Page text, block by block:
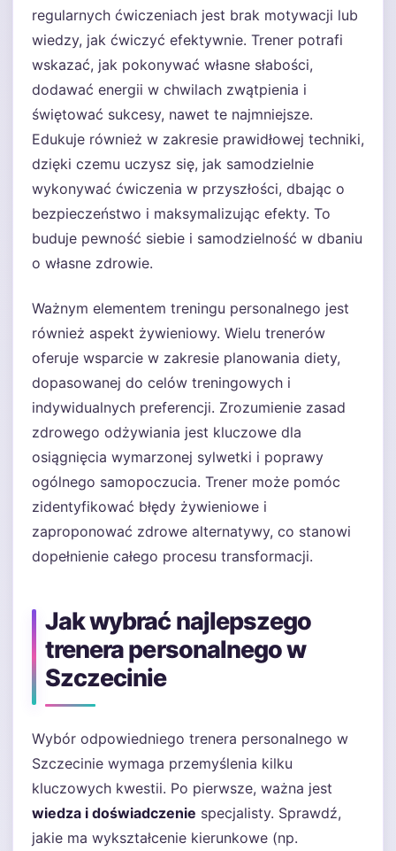
regularnych ćwiczeniach jest brak motywacji lub
wiedzy, jak ćwiczyć efektywnie. Trener potrafi
wskazać, jak pokonywać własne słabości,
dodawać energii w chwilach zwątpienia i
świętować sukcesy, nawet te najmniejsze.
Edukuje również w zakresie prawidłowej techniki,
dzięki czemu uczysz się, jak samodzielnie
wykonywać ćwiczenia w przyszłości, dbając o
bezpieczeństwo i maksymalizując efekty. To
buduje pewność siebie i samodzielność w dbaniu
o własne zdrowie.
Ważnym elementem treningu personalnego jest
również aspekt żywieniowy. Wielu trenerów
oferuje wsparcie w zakresie planowania diety,
dopasowanej do celów treningowych i
indywidualnych preferencji. Zrozumienie zasad
zdrowego odżywiania jest kluczowe dla
osiągnięcia wymarzonej sylwetki i poprawy
ogólnego samopoczucia. Trener może pomóc
zidentyfikować błędy żywieniowe i
zaproponować zdrowe alternatywy, co stanowi
dopełnienie całego procesu transformacji.
Jak wybrać najlepszego
trenera personalnego w
Szczecinie
Wybór odpowiedniego trenera personalnego w
Szczecinie wymaga przemyślenia kilku
kluczowych kwestii. Po pierwsze, ważna jest
wiedza i doświadczenie specjalisty. Sprawdź,
jakie ma wykształcenie kierunkowe (np.